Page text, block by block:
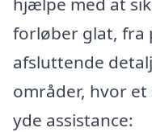
forløber glat, fra
afsluttende
områder, hvor
yde assistance: